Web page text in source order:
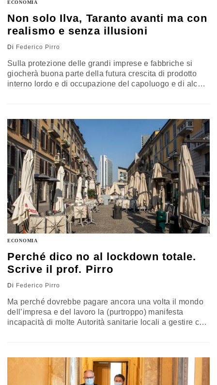
ECONOMIA
Non solo Ilva, Taranto avanti ma con
realismo e senza illusioni
Di Federico Pirro
Sulla protezione delle grandi imprese e fabbriche si
giocherà buona parte della futura crescita di prodotto
interno lordo e di occupazione del capoluogo e di alcuni
dismesso nella sua interezza
ECONOMIA
Perché dico no al lockdown totale.
Scrive il prof. Pirro
Di Federico Pirro
Ma perché dovrebbe pagare ancora una volta il mondo
dell’impresa e del lavoro la (purtroppo) manifesta
incapacità di molte Autorità sanitarie locali a gestire con